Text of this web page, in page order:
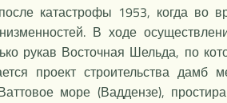
катастрофы 1953, когда во
В ходе
рукав Восточная Шельда, по
проект строительства дамб
море (Ваддензе),